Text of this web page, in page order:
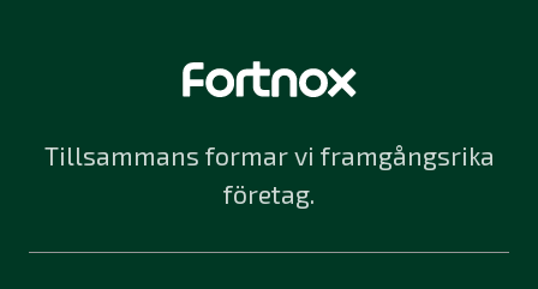
Tillsammans formar vi framgångsrika
företag.